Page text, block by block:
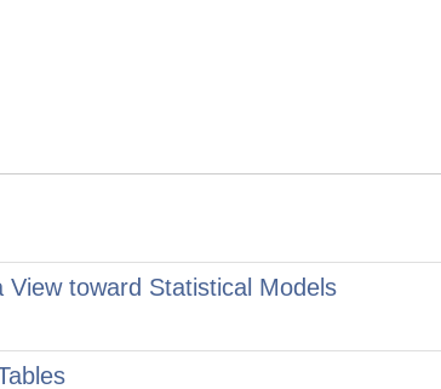
toward Statistical Models